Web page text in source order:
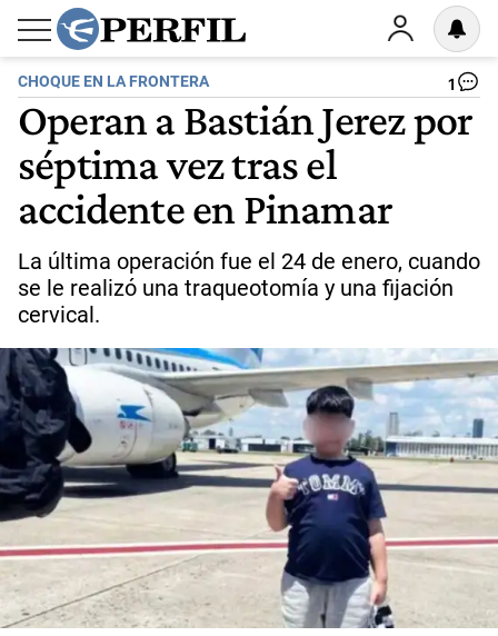
CHOQUE EN LA FRONTERA 1
Operan a Bastián Jerez por
séptima vez tras el
accidente en Pinamar
La última operación fue el 24 de enero, cuando
se le realizó una traqueotomía y una fijación
cervical.